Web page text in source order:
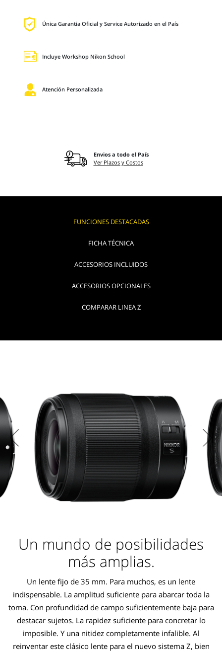
Única Garantia Oficial y Service Autorizado en el País
Incluye Workshop Nikon School
Atención Personalizada
Envios a todo el País
Ver Plazos y Costos
FUNCIONES DESTACADAS
FICHA TÉCNICA
ACCESORIOS INCLUIDOS
ACCESORIOS OPCIONALES
COMPARAR LINEA Z
Un mundo de posibilidades
más amplias.
Un lente fijo de 35 mm. Para muchos, es un lente
indispensable. La amplitud suficiente para abarcar toda la
toma. Con profundidad de campo suficientemente baja para
destacar sujetos. La rapidez suficiente para concretar lo
imposible. Y una nitidez completamente infalible. Al
reinventar este clásico lente para el nuevo sistema Z, bien